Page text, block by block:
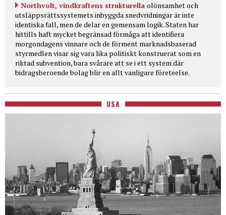
Northvolt, vindkraftens strukturella olönsamhet och
utsläppsrättssystemets inbyggda snedvridningar är inte
identiska fall, men de delar en gemensam logik. Staten har
hittills haft mycket begränsad förmåga att identifiera
morgondagens vinnare och de förment marknadsbaserad
styrmedlen visar sig vara lika politiskt konstruerat som en
riktad subvention, bara svårare att se i ett system där
bidragsberoende bolag blir en allt vanligare företeelse.
USA